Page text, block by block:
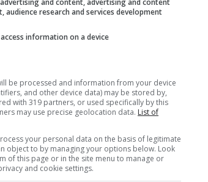
and content, advertising and content
audience research and services development
information on a device
be processed and information from your device
and other device data) may be stored by,
with 319 partners, or used specifically by this
may use precise geolocation data. List of
your personal data on the basis of legitimate
object to by managing your options below. Look
of this page or in the site menu to manage or
and cookie settings.